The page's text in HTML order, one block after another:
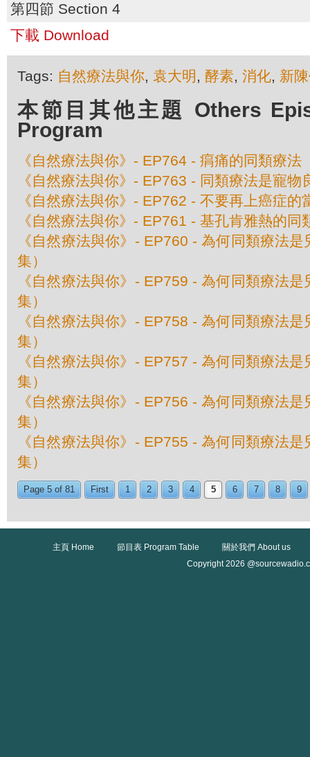
第四節 Section 4
下載 Download
Tags: 自然療法與你, 袁大明 , 酵素, 消化, 新
本節目其他主題 Others
Program
《自然療法與你》- EP764 - 㾓痛的同類療法
《自然療法與你》- EP763 - 同類療法是寵物
《自然療法與你》- EP762 - 不要再上癌症的
《自然療法與你》- EP761 - 基孔肯雅熱的同
《自然療法與你》- EP760 - 為何同類療法
集）
《自然療法與你》- EP759 - 為何同類療法
集）
《自然療法與你》- EP758 - 為何同類療法
集）
《自然療法與你》- EP757 - 為何同類療法
集）
《自然療法與你》- EP756 - 為何同類療法
集）
《自然療法與你》- EP755 - 為何同類療法
集）
Page 5 of 81 First 1 2 3 4 5 6 7 8 9
主頁 Home 節目表 Program Table
關於我們 About us
Copyright 2026